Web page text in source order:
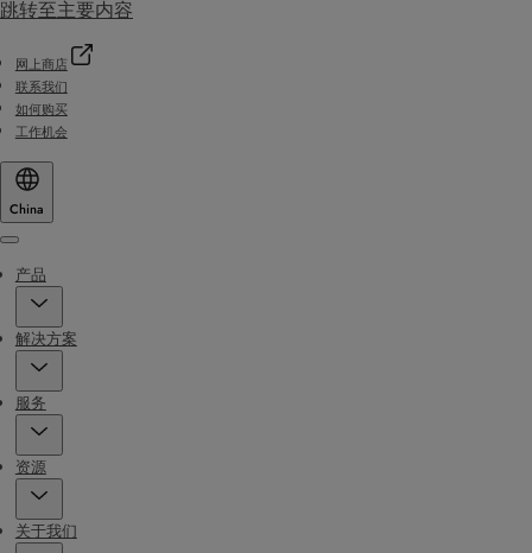
跳转至主要内容
网上商店
联系我们
如何购买
工作机会
China
Menu
产品
解决方案
服务
资源
关于我们